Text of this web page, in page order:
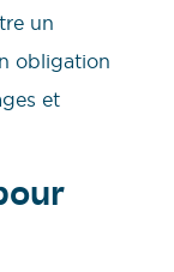
un
obligation
et